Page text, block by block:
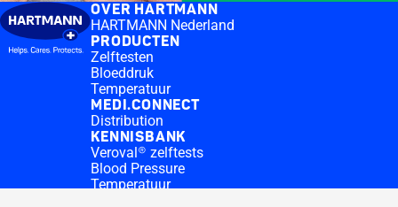
OVER HARTMANN
HARTMANN Nederland
PRODUCTEN
Zelftesten
Bloeddruk
Temperatuur
MEDI.CONNECT
Distribution
KENNISBANK
Veroval® zelftests
Blood Pressure
Temperatuur